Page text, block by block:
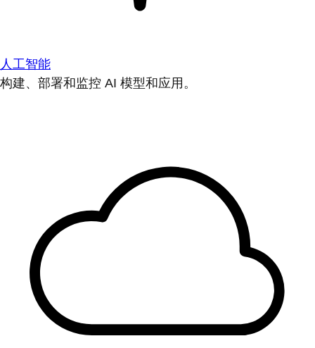
人工智能
构建、部署和监控 AI 模型和应用。